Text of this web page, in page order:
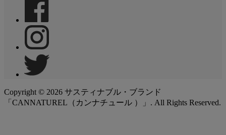
Copyright © 2026 サスティナブル・ブランド
「CANNATUREL（カンナチュール ）」. All Rights Reserved.